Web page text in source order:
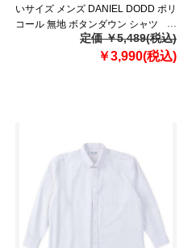
いサイズ メンズ DANIEL DODD ポリ
コール 無地 ボタンダウン シャツ
定価 ￥5,489(税込)
￥3,990(税込)